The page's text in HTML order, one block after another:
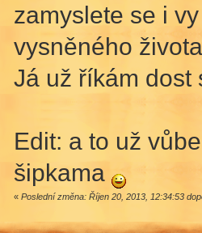
zamyslete se i
vysněného
Já už říkám
Edit: a to už
šipkama
« Poslední změna: Říjen 20, 2013, 12:34:53